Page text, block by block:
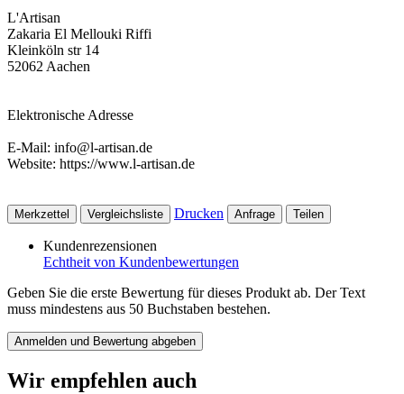
L'Artisan
Zakaria El Mellouki Riffi
Kleinköln str 14
52062 Aachen
Elektronische Adresse
E-Mail: info@l-artisan.de
Website: https://www.l-artisan.de
Merkzettel Vergleichsliste Drucken Anfrage Teilen
Kundenrezensionen
Echtheit von Kundenbewertungen
Geben Sie die erste Bewertung für dieses Produkt ab. Der Text
muss mindestens aus 50 Buchstaben bestehen.
Anmelden und Bewertung abgeben
Wir empfehlen auch